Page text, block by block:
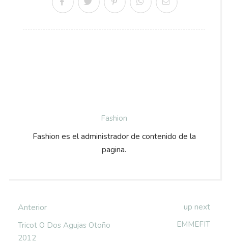
Fashion
Fashion es el administrador de contenido de la
pagina.
Anterior
Tricot O Dos Agujas Otoño
2012
up next
EMMEFIT